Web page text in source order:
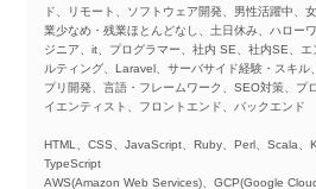
ド、リモート、ソフトウェア開発、男性活躍中、
業少なめ・残業ほとんどなし、土日休み、ハロー
ジニア、it、プログラマー、社内 SE、社内SE、
ルティング、Laravel、サーバサイド経験・スキル
プリ開発、言語・フレームワーク、SEO対策、プ
イエンティスト、フロントエンド、バックエンド
HTML、CSS、JavaScript、Ruby、Perl、Scala、
TypeScript
AWS(Amazon Web Services)、GCP(Google